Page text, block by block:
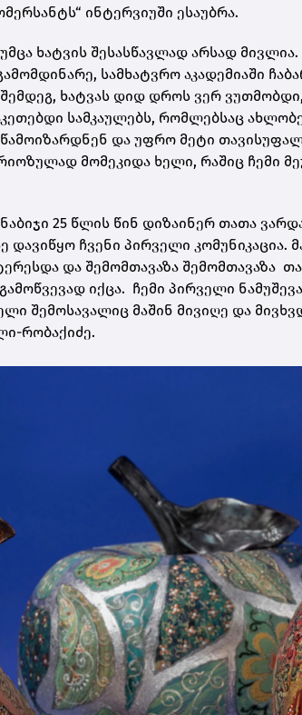
ინტერვიუში ესაუბრა.
ხატვის შესასწავლად არსად
სამხატვრო აკადემიაში
ხატვას დიდ დროს ვერ
სამკაულებს, რომლებსაც
წამოიზარდნენ და უფრო მეტი
მომეკიდა ხელი, რაშიც ჩემი
25 წლის წინ დიზაინერ თათა
დავიწყო ჩვენი პირველი კომუნიკაცია.
და შემომთავაზა შემომთავაზა
იქცა. ჩემი პირველი
შემოსავალიც მაშინ მივიღე და
რობაქიძე.